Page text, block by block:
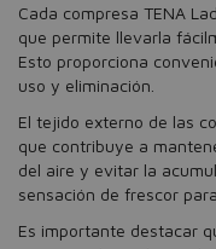
Cada compresa TENA
que permite llevarla
Esto proporciona
uso y eliminación.
El tejido externo de las
que contribuye a
del aire y evitar la
sensación de frescor
Es importante destacar